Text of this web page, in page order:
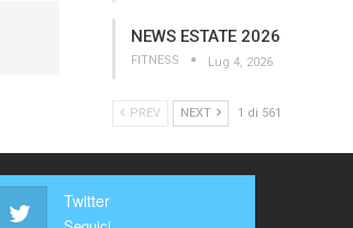
NEWS ESTATE 2026
FITNESS Lug 4, 2026
PREV NEXT 1 di 561
Twitter